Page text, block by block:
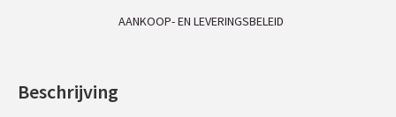
AANKOOP- EN LEVERINGSBELEID
Beschrijving